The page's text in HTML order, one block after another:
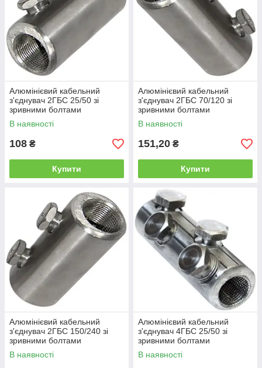
Алюмінієвий кабельний
з'єднувач 2ГБС 25/50 зі
зривними болтами
В наявності
108 ₴
Купити
Алюмінієвий кабельний
з'єднувач 2ГБС 70/120 зі
зривними болтами
В наявності
151,20 ₴
Купити
Алюмінієвий кабельний
з'єднувач 2ГБС 150/240 зі
зривними болтами
В наявності
Алюмінієвий кабельний
з'єднувач 4ГБС 25/50 зі
зривними болтами
В наявності